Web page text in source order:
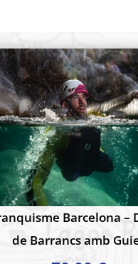
Lleida –
Barrancs amb Guies